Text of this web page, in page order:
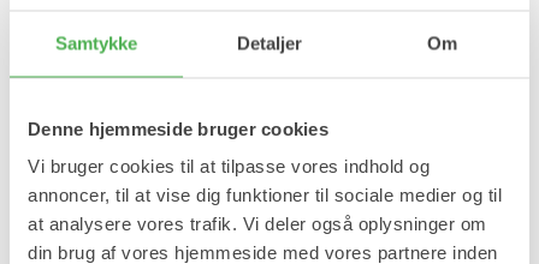
Samtykke Detaljer Om
Denne hjemmeside bruger cookies
Vi bruger cookies til at tilpasse vores indhold og
annoncer, til at vise dig funktioner til sociale medier og til
at analysere vores trafik. Vi deler også oplysninger om
din brug af vores hjemmeside med vores partnere inden
Blødt og holdbart materiale
14,95 kr
Størrelse